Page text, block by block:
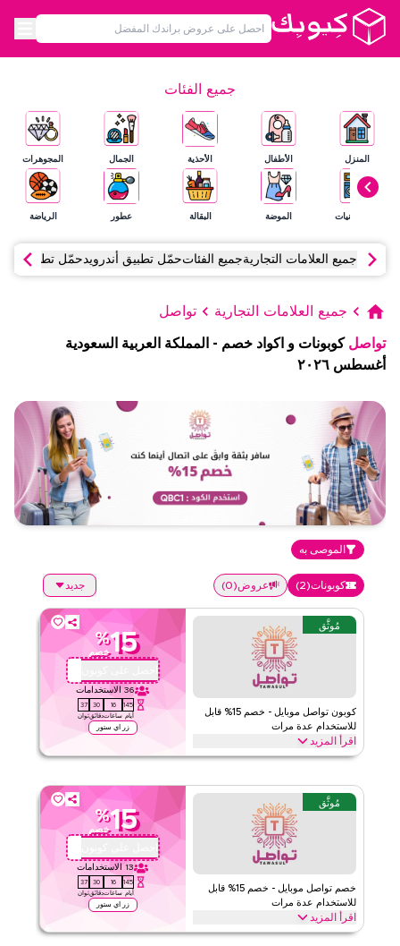
جميع الفئات
المنزل
الإلكترونيات
الأطفال
الموضة
الأحذية
البقالة
الجمال
عطور
المجوهرات
الرياضة
جميع العلامات التجاريةجميع الفئاتحمّل تطبيق أندرويدحمّل تطبيق آي
جميع العلامات التجارية تواصل
تواصل كوبونات و اكواد خصم -
المملكة العربية السعودية
أغسطس ٢٠٢٦
الموصى به
كوبونات(
2
) عروض(
0
) جديد
مُوثَّق
كوبون تواصل موبايل - خصم 15% قابل
للاستخدام عدة مرات
اقرأ المزيد
15
%
خصم
احصل على كوبون
36 الاستخدامات
145
أيام
16
ساعات
30
دقائق
37
ثوان
زر اي ستور
احصل على خصم 15% مع تواصل موبايل. هذا الخصم متاح لكل من العملاء
تواصل الأحكام والشروط
الحد الأدنى للطلب
لا شيء
ويب/تطبيق
الفئات
على مستوى الموقع
مُوثَّق
خصم تواصل موبايل - خصم 15% قابل
للاستخدام عدة مرات
اقرأ المزيد
15
%
خصم
احصل على كوبون
13 الاستخدامات
145
أيام
16
ساعات
30
دقائق
37
ثوان
زر اي ستور
احصل على خصم 15% مع تواصل موبايل. هذا الخصم متاح لكل من العملاء